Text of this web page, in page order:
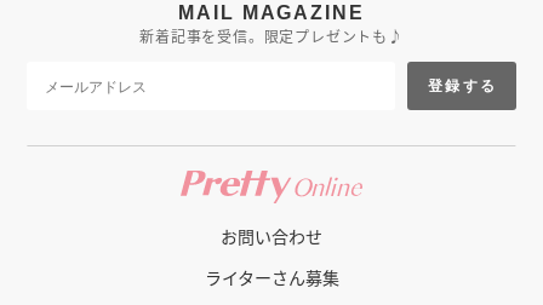
MAIL MAGAZINE
新着記事を受信。限定プレゼントも♪
登録する
お問い合わせ
ライターさん募集